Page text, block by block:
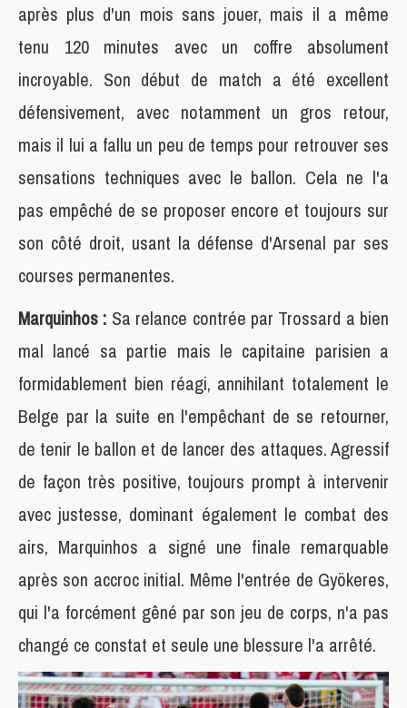
après plus d'un mois sans jouer, mais il a même
tenu 120 minutes avec un coffre absolument
incroyable. Son début de match a été excellent
défensivement, avec notamment un gros retour,
mais il lui a fallu un peu de temps pour retrouver ses
sensations techniques avec le ballon. Cela ne l'a
pas empêché de se proposer encore et toujours sur
son côté droit, usant la défense d'Arsenal par ses
courses permanentes.
Marquinhos : Sa relance contrée par Trossard a bien
mal lancé sa partie mais le capitaine parisien a
formidablement bien réagi, annihilant totalement le
Belge par la suite en l'empêchant de se retourner,
de tenir le ballon et de lancer des attaques. Agressif
de façon très positive, toujours prompt à intervenir
avec justesse, dominant également le combat des
airs, Marquinhos a signé une finale remarquable
après son accroc initial. Même l'entrée de Gyökeres,
qui l'a forcément gêné par son jeu de corps, n'a pas
changé ce constat et seule une blessure l'a arrêté.